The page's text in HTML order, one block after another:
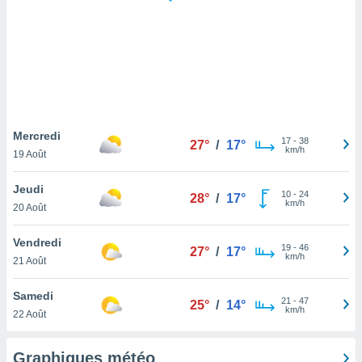
notre
que
et que
Mercredi
19 Août
27° / 17° 17- 38
km/h
Jeudi
20 Août
28° / 17° 10- 24
km/h
Vendredi
21 Août
27° / 17° 19- 46
km/h
Samedi
22 Août
25° / 14° 21 - 47
km/h
Graphiques météo